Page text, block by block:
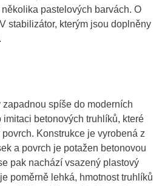
pastelových barvách. O
stabilizátor, kterým jsou doplněny
spíše do moderních
betonových truhlíků, které
Konstrukce je vyrobená z
a povrch je potažen betonovou
pak nachází vsazený plastový
poměrně lehká, hmotnost truhlíků